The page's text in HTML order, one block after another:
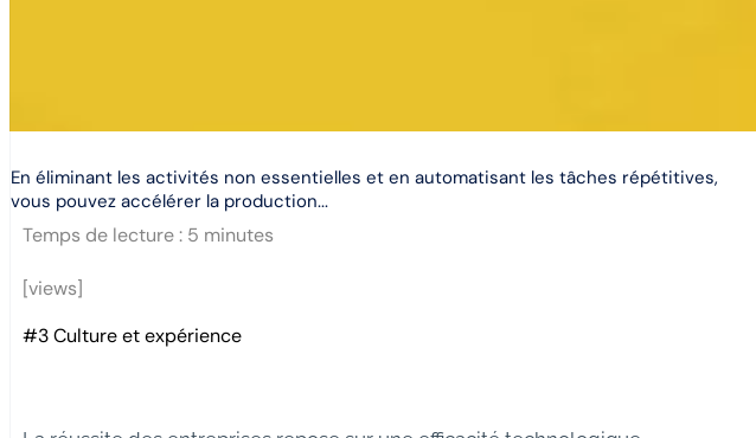
En éliminant les activités non essentielles et en automatisant les tâches répétitives,
vous pouvez accélérer la production...
Temps de lecture : 5 minutes
[views]
#3 Culture et expérience